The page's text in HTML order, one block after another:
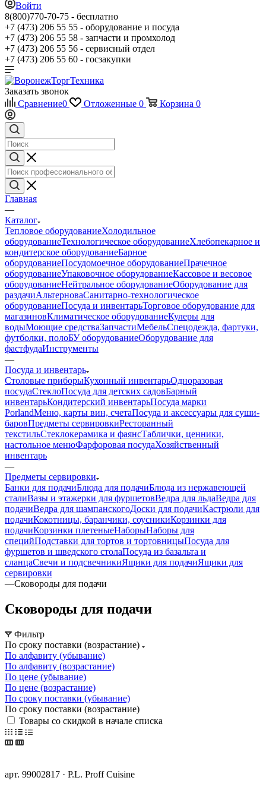
Войти
8(800)770-70-75 - бесплатно
+7 (473) 206 55 55 - оборудование и посуда
+7 (473) 206 55 58 - запчасти и промхолод
+7 (473) 206 55 56 - сервисный отдел
+7 (473) 206 55 60 - госзакупки
Заказать звонок
Сравнение0 Отложенные 0 Корзина 0
Главная
—
Каталог
Тепловое оборудованиеХолодильное
оборудованиеТехнологическое оборудованиеХлебопекарное и
кондитерское оборудованиеБарное
оборудованиеПосудомоечное оборудованиеПрачечное
оборудованиеУпаковочное оборудованиеКассовое и весовое
оборудованиеНейтральное оборудованиеОборудование для
раздачиАльтерноваСанитарно-технологическое
оборудованиеПосуда и инвентарьТорговое оборудование для
магазиновКлиматическое оборудованиеКулеры для
водыМоющие средстваЗапчастиМебельСпецодежда, фартуки,
футболки, полоБУ оборудованиеОборудование для
фастфудаИнструменты
—
Посуда и инвентарь
Столовые приборыКухонный инвентарьОдноразовая
посудаСтеклоПосуда для детских садовБарный
инвентарьКондитерский инвентарьПосуда марки
PorlandМеню, карты вин, счетаПосуда и аксессуары для суши-
баровПредметы сервировкиРесторанный
текстильСтеклокерамика и фаянсТаблички, ценники,
настольное менюФарфоровая посудаХозяйственный
инвентарь
—
Предметы сервировки
Банки для подачиБлюда для подачиБлюда из нержавеющей
сталиВазы и этажерки для фуршетовВедра для льдаВедра для
подачиВедра для шампанскогоДоски для подачиКастрюли для
подачиКокотницы, баранчики, соусникиКорзинки для
подачиКорзинки плетеныеНаборыНаборы для
специйПодставки для тортов и тортовницыПосуда для
фуршетов и шведского столаПосуда из базальта и
сланцаСвечи и подсвечникиЯщики для подачиЯщики для
сервировки
—Сковороды для подачи
Сковороды для подачи
Фильтр
По сроку поставки (возрастание)
По алфавиту (убывание)
По алфавиту (возрастание)
По цене (убывание)
По цене (возрастание)
По сроку поставки (убывание)
По сроку поставки (возрастание)
Товары со скидкой в начале списка
арт. 99002817 · P.L. Proff Cuisine